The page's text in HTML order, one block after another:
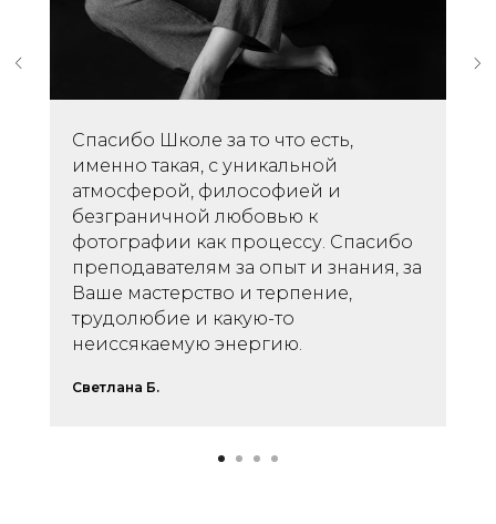
Спасибо Школе за то что есть,
именно такая, с уникальной
атмосферой, философией и
безграничной любовью к
фотографии как процессу. Спасибо
преподавателям за опыт и знания, за
Ваше мастерство и терпение,
трудолюбие и какую-то
неиссякаемую энергию.
Светлана Б.